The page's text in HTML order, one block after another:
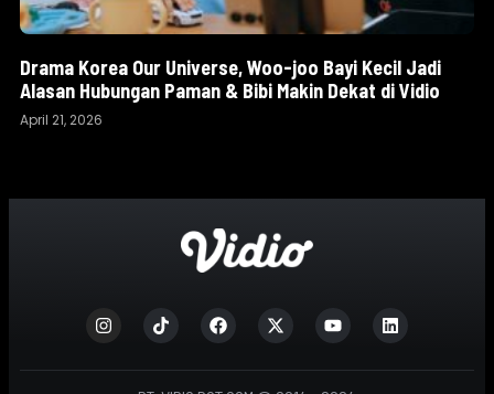
Drama Korea Our Universe, Woo-joo Bayi Kecil Jadi
Alasan Hubungan Paman & Bibi Makin Dekat di Vidio
April 21, 2026